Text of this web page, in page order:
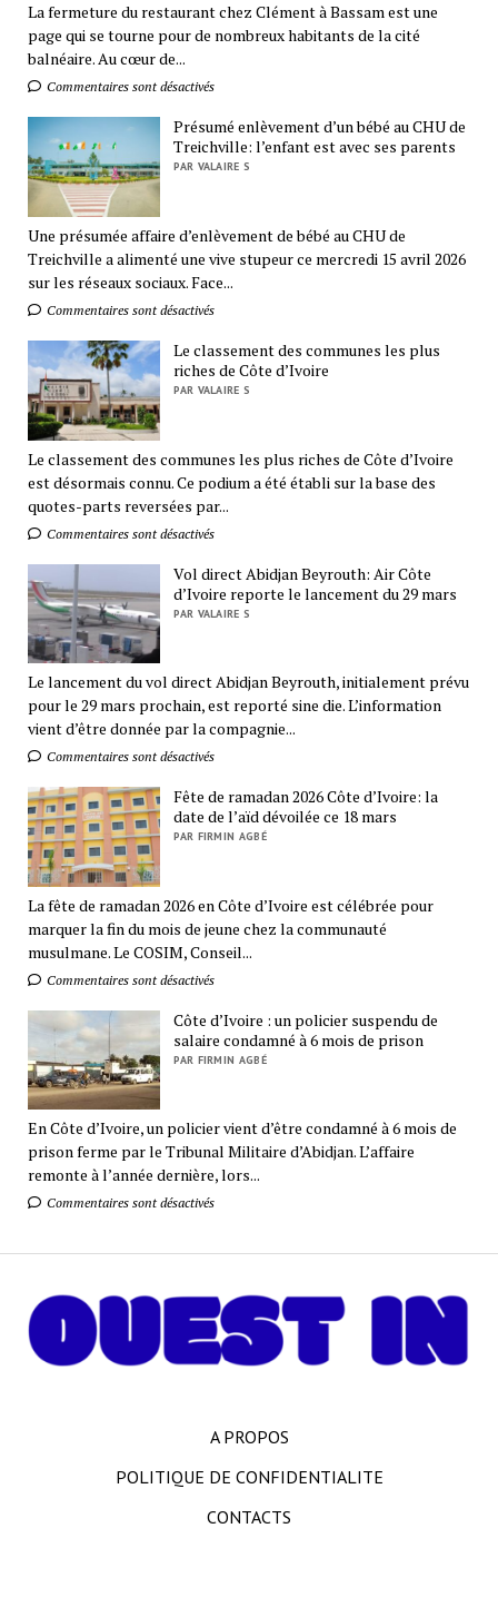
La fermeture du restaurant chez Clément à Bassam est une
page qui se tourne pour de nombreux habitants de la cité
balnéaire. Au cœur de...
Commentaires sont désactivés
Présumé enlèvement d’un bébé au CHU de
Treichville: l’enfant est avec ses parents
PAR VALAIRE S
Une présumée affaire d’enlèvement de bébé au CHU de
Treichville a alimenté une vive stupeur ce mercredi 15 avril 2026
sur les réseaux sociaux. Face...
Commentaires sont désactivés
Le classement des communes les plus
riches de Côte d’Ivoire
PAR VALAIRE S
Le classement des communes les plus riches de Côte d’Ivoire
est désormais connu. Ce podium a été établi sur la base des
quotes-parts reversées par...
Commentaires sont désactivés
Vol direct Abidjan Beyrouth: Air Côte
d’Ivoire reporte le lancement du 29 mars
PAR VALAIRE S
Le lancement du vol direct Abidjan Beyrouth, initialement prévu
pour le 29 mars prochain, est reporté sine die. L’information
vient d’être donnée par la compagnie...
Commentaires sont désactivés
Fête de ramadan 2026 Côte d’Ivoire: la
date de l’aïd dévoilée ce 18 mars
PAR FIRMIN AGBÉ
La fête de ramadan 2026 en Côte d’Ivoire est célébrée pour
marquer la fin du mois de jeune chez la communauté
musulmane. Le COSIM, Conseil...
Commentaires sont désactivés
Côte d’Ivoire : un policier suspendu de
salaire condamné à 6 mois de prison
PAR FIRMIN AGBÉ
En Côte d’Ivoire, un policier vient d’être condamné à 6 mois de
prison ferme par le Tribunal Militaire d’Abidjan. L’affaire
remonte à l’année dernière, lors...
Commentaires sont désactivés
A PROPOS
POLITIQUE DE CONFIDENTIALITE
CONTACTS